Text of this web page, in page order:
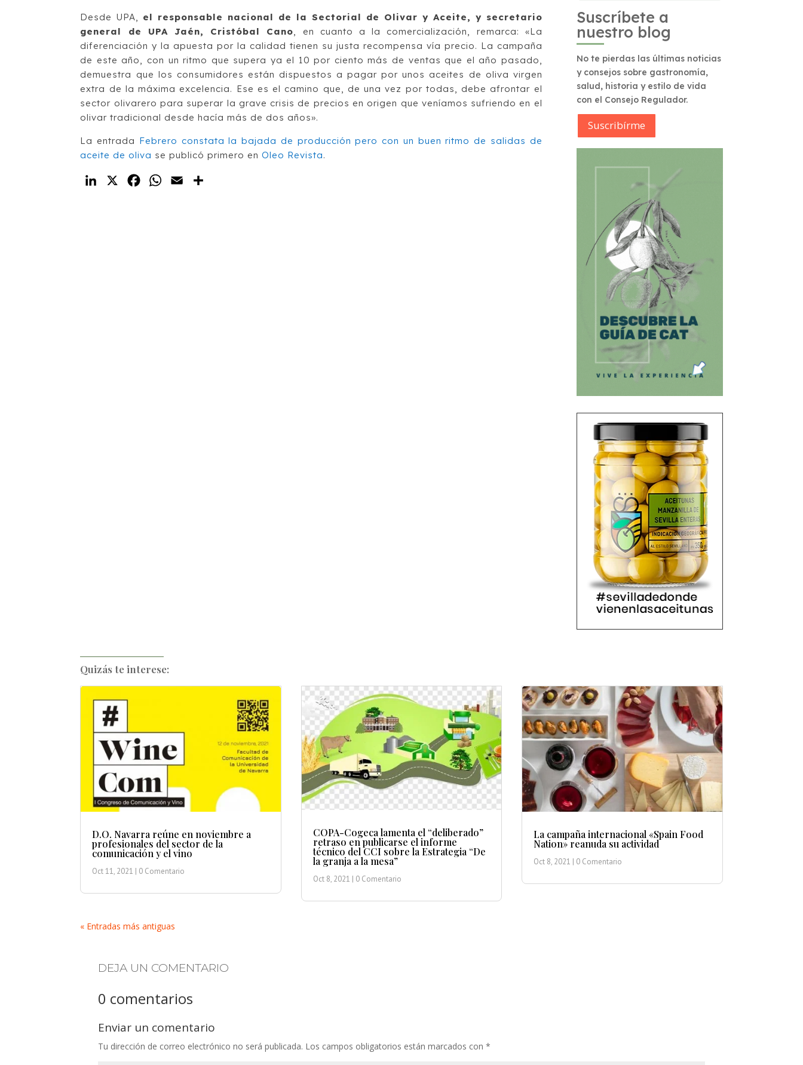
Desde UPA, el responsable nacional de la Sectorial de Olivar y Aceite, y secretario
general de UPA Jaén, Cristóbal Cano , en cuanto a la comercialización, remarca: «La
diferenciación y la apuesta por la calidad tienen su justa recompensa vía precio. La campaña
de este año, con un ritmo que supera ya el 10 por ciento más de ventas que el año pasado,
demuestra que los consumidores están dispuestos a pagar por unos aceites de oliva virgen
extra de la máxima excelencia. Ese es el camino que, de una vez por todas, debe afrontar el
sector olivarero para superar la grave crisis de precios en origen que veníamos sufriendo en el
olivar tradicional desde hacía más de dos años».
La entrada Febrero constata la bajada de producción pero con un buen ritmo de salidas de
aceite de oliva se publicó primero enOleo Revista.
LinkedIn
X FacebookWhatsApp
Email
Suscríbete a
nuestro blog
No te pierdas las últimas noticias
y consejos sobre gastronomía,
salud, historia y estilo de vida
con el Consejo Regulador.
Suscribírme
Quizás te interese:
D.O. Navarra reúne en noviembre a
profesionales del sector de la
comunicación y el vino
Oct 11, 2021 | 0 Comentario
COPA-Cogeca lamenta el “deliberado”
retraso en publicarse el informe
técnico del CCI sobre la Estrategia “De
la granja a la mesa”
Oct 8, 2021 | 0 Comentario
La campaña internacional «Spain Food
Nation» reanuda su actividad
Oct 8, 2021 | 0 Comentario
« Entradas más antiguas
DEJA UN COMENTARIO
0 comentarios
Enviar un comentario
Tu dirección de correo electrónico no será publicada. Los campos obligatorios están marcados con*